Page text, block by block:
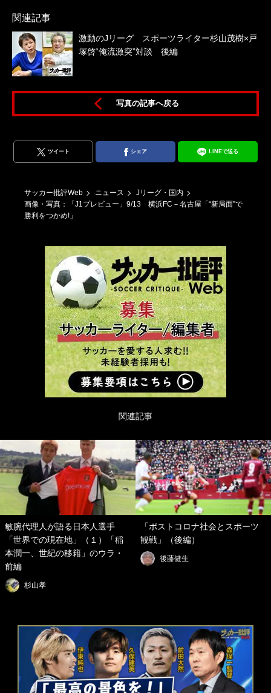
関連記事
激動のJリーグ スポーツライター杉山茂樹×戸
塚啓“俺流激突”対談 後編
写真の記事へ戻る
ツイート シェア LINEで送る
サッカー批評Web ニュース
Jリーグ・国内
画像・写真：「J1プレビュー」9/13 横浜FC－名古屋「“新局面”で
勝利をつかめ!」
関連記事
敏腕代理人が語る日本人選手
「世界での現在地」（１）「稲
本潤一、世紀の移籍」のウラ・
前編
杉山孝
「ポストコロナ社会とスポーツ
観戦」（後編）
後藤健生